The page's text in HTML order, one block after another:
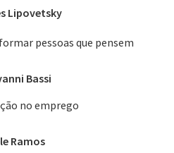
Lipovetsky
pessoas que pensem
Bassi
no emprego
Ramos